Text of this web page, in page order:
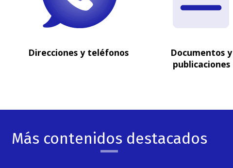
Direcciones y teléfonos
Documentos y
publicaciones
Más contenidos destacados